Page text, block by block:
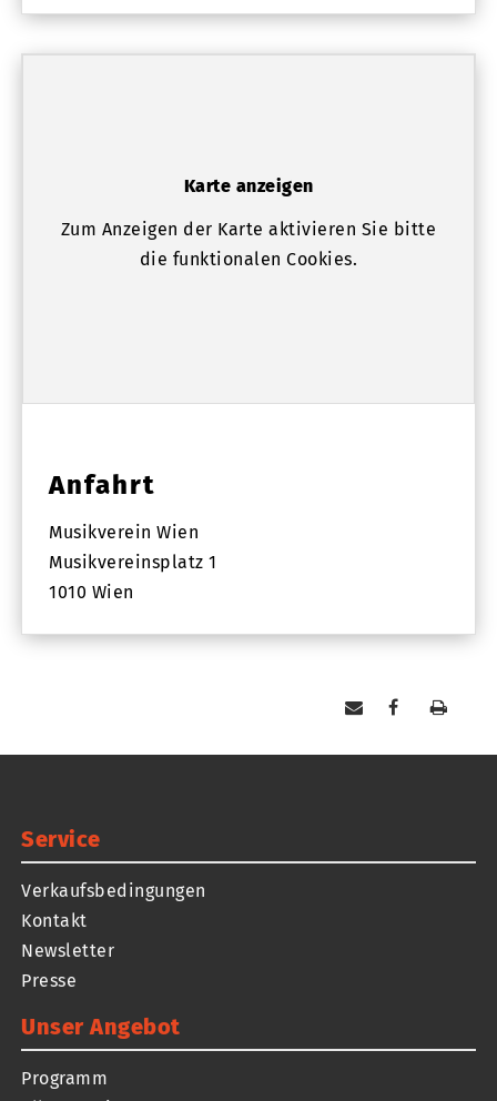
Karte anzeigen
Zum Anzeigen der Karte aktivieren Sie bitte
die funktionalen Cookies.
Anfahrt
Musikverein Wien
Musikvereinsplatz 1
1010 Wien
Service
Verkaufsbedingungen
Kontakt
Newsletter
Presse
Unser Angebot
Programm